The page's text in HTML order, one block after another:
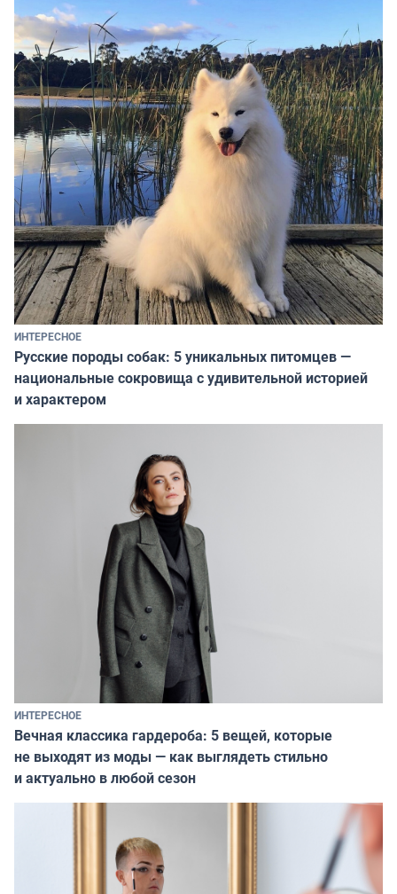
ИНТЕРЕСНОЕ
Русские породы собак: 5 уникальных питомцев —
национальные сокровища с удивительной историей
и характером
ИНТЕРЕСНОЕ
Вечная классика гардероба: 5 вещей, которые
не выходят из моды — как выглядеть стильно
и актуально в любой сезон